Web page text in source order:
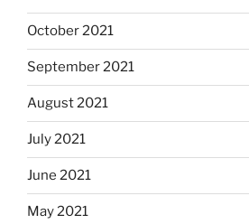
October 2021
September 2021
August 2021
July 2021
June 2021
May 2021